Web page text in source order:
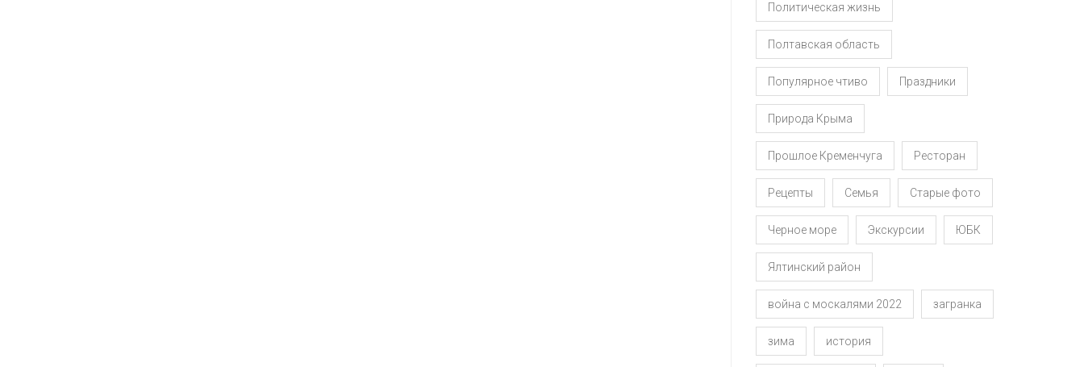
Политическая жизнь
Полтавская область
Популярное чтиво Праздники
Природа Крыма
Прошлое Кременчуга Ресторан
Рецепты Семья Старые фото
Черное море Экскурсии ЮБК
Ялтинский район
война с москалями 2022 загранка
зима история